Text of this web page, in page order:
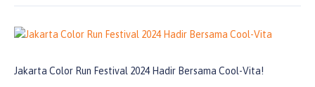
Jakarta Color Run Festival 2024 Hadir Bersama Cool-Vita!
Jakarta
Run